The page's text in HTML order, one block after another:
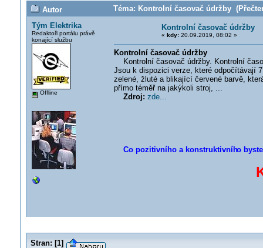
Autor
Téma: Kontrolní časovač údržby
Tým Elektrika
Redaktoři portálu právě
konající službu
Offline
Kontrolní časovač údržby
« kdy:20.09.2019, 08:02 »
Kontrolní časovač údržby
Kontrolní časovač údržby. Kontrolní
Jsou k dispozici verze, které odpočítávají
zelené, žluté a blikající červené barvě,
přímo téměř na jakýkoli stroj, ...
Zdroj: zde...
Co pozitivního a konstruktivního
Stran: [1]